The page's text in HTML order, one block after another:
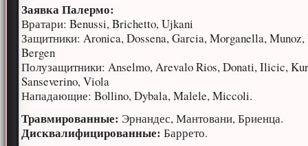
Заявка Палермо:
Вратари: Benussi, Brichetto, Ujkani
Защитники: Aronica, Dossena, Garcia, Morganella, Munoz,
Bergen
Полузащитники: Anselmo, Arevalo Rios, Donati, Ilicic,
Sanseverino, Viola
Нападающие: Bollino, Dybala, Malele, Miccoli.
Травмированные: Эрнандес, Мантовани, Бриенца.
Дисквалифицированные: Баррето.